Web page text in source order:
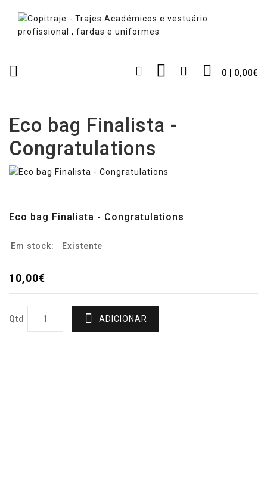
0 | 0,00€
Eco bag Finalista -
Congratulations
Eco bag Finalista - Congratulations
Em stock: Existente
10,00€
Qtd ADICIONAR